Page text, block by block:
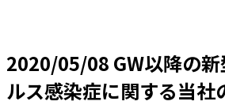
2020/05/08 GW以降の
ルス感染症に関する当社